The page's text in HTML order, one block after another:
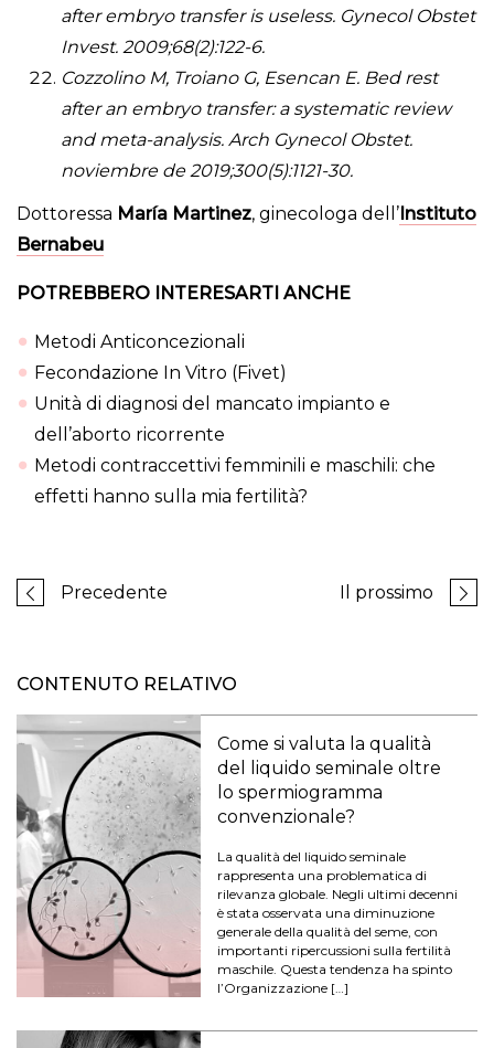
after embryo transfer is useless. Gynecol Obstet
Invest. 2009;68(2):122-6.
Cozzolino M, Troiano G, Esencan E. Bed rest
after an embryo transfer: a systematic review
and meta-analysis. Arch Gynecol Obstet.
noviembre de 2019;300(5):1121-30.
Dottoressa María Martinez, ginecologa dell’ Instituto
Bernabeu
POTREBBERO INTERESARTI ANCHE
Metodi Anticoncezionali
Fecondazione In Vitro (Fivet)
Unità di diagnosi del mancato impianto e
dell’aborto ricorrente
Metodi contraccettivi femminili e maschili: che
effetti hanno sulla mia fertilità?
Precedente Il prossimo
CONTENUTO RELATIVO
Come si valuta la qualità
del liquido seminale oltre
lo spermiogramma
convenzionale?
La qualità del liquido seminale
rappresenta una problematica di
rilevanza globale. Negli ultimi decenni
è stata osservata una diminuzione
generale della qualità del seme, con
importanti ripercussioni sulla fertilità
maschile. Questa tendenza ha spinto
l’Organizzazione […]